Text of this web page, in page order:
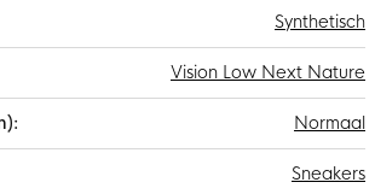
Synthetisch
Vision Low Next Nature
Normaal
Sneakers